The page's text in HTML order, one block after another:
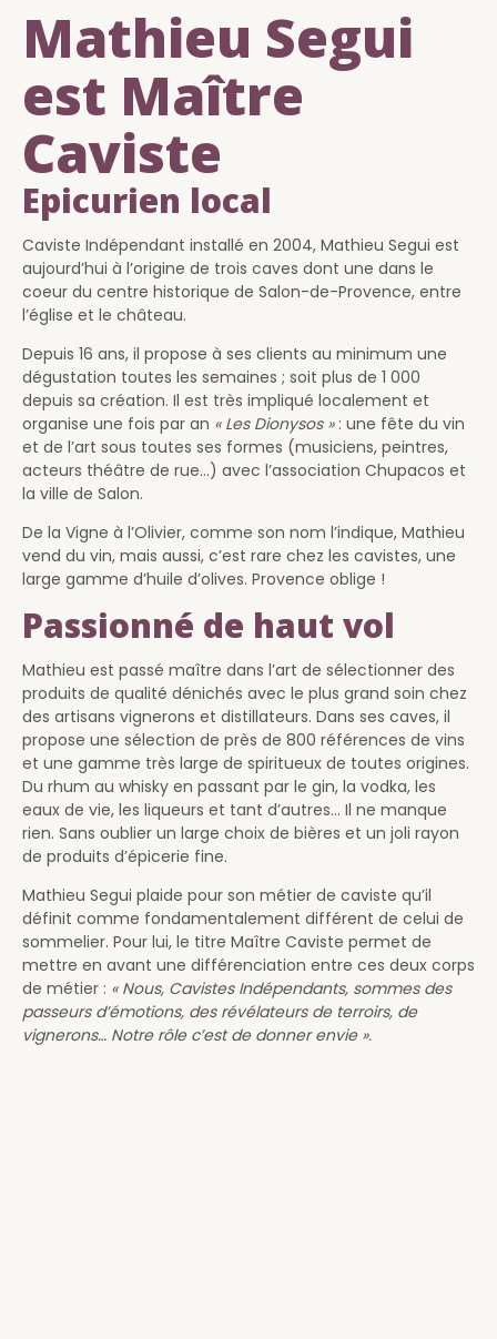
Mathieu Segui
est Maître
Caviste
Epicurien local
Caviste Indépendant installé en 2004, Mathieu Segui est
aujourd’hui à l’origine de trois caves dont une dans le
coeur du centre historique de Salon-de-Provence, entre
l’église et le château.
Depuis 16 ans, il propose à ses clients au minimum une
dégustation toutes les semaines ; soit plus de 1 000
depuis sa création. Il est très impliqué localement et
organise une fois par an « Les Dionysos »: une fête du vin
et de l’art sous toutes ses formes (musiciens, peintres,
acteurs théâtre de rue…) avec l’association Chupacos et
la ville de Salon.
De la Vigne à l’Olivier, comme son nom l’indique, Mathieu
vend du vin, mais aussi, c’est rare chez les cavistes, une
large gamme d’huile d’olives. Provence oblige !
Passionné de haut vol
Mathieu est passé maître dans l’art de sélectionner des
produits de qualité dénichés avec le plus grand soin chez
des artisans vignerons et distillateurs. Dans ses caves, il
propose une sélection de près de 800 références de vins
et une gamme très large de spiritueux de toutes origines.
Du rhum au whisky en passant par le gin, la vodka, les
eaux de vie, les liqueurs et tant d’autres… Il ne manque
rien. Sans oublier un large choix de bières et un joli rayon
de produits d’épicerie fine.
Mathieu Segui plaide pour son métier de caviste qu’il
définit comme fondamentalement différent de celui de
sommelier. Pour lui, le titre Maître Caviste permet de
mettre en avant une différenciation entre ces deux corps
de métier : « Nous, Cavistes Indépendants, sommes des
passeurs d’émotions, des révélateurs de terroirs, de
vignerons… Notre rôle c’est de donner envie ».